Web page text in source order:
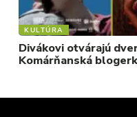
KULTÚRA
Divákovi otvárajú
Komárňanská